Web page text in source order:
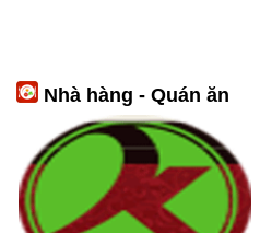
Nhà hàng - Quán ăn